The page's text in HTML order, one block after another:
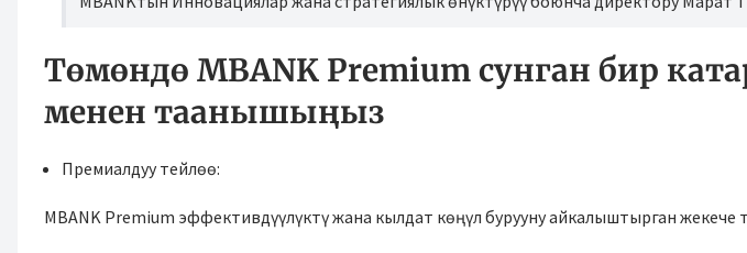
Төмөндө MBANK Premium сунган бир
менен таанышыңыз
Премиалдуу тейлөө:
MBANK Premium эффективдүүлүктү жана кылдат көңүл бурууну айкалыштырган жекече